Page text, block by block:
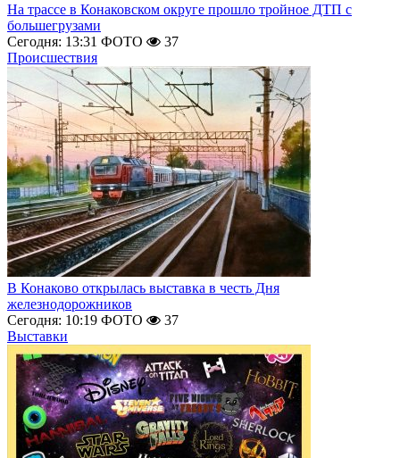
На трассе в Конаковском округе прошло тройное ДТП с
большегрузами
Сегодня: 13:31 ФОТО
37
Происшествия
В Конаково открылась выставка в честь Дня
железнодорожников
Сегодня: 10:19 ФОТО
37
Выставки